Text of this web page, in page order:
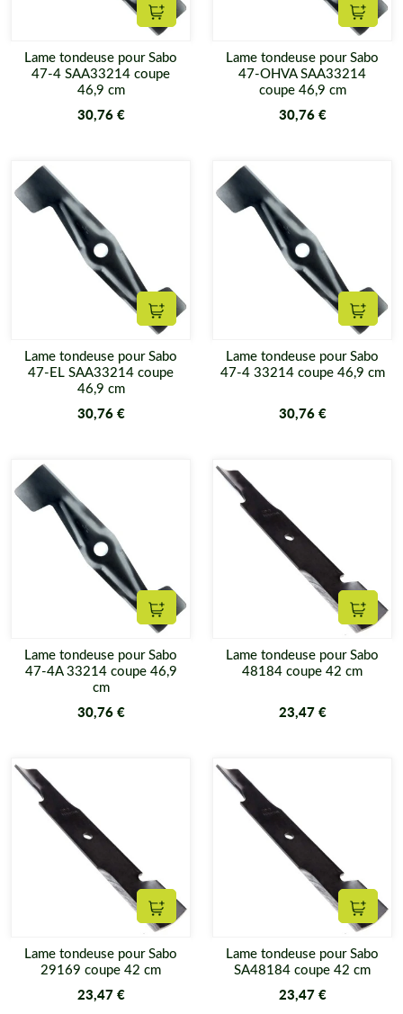
Ajouter au panier
Lame tondeuse pour Sabo
47-4 SAA33214 coupe
46,9 cm
30,76 €
Lame tondeuse pour Sabo
47-OHVA SAA33214
coupe 46,9 cm
30,76 €
Ajouter au panier
Lame tondeuse pour Sabo
47-EL SAA33214 coupe
46,9 cm
30,76 €
Lame tondeuse pour Sabo
47-4 33214 coupe 46,9 cm
30,76 €
Ajouter au panier
Lame tondeuse pour Sabo
47-4A 33214 coupe 46,9
cm
30,76 €
Lame tondeuse pour Sabo
48184 coupe 42 cm
23,47 €
Ajouter au panier
Lame tondeuse pour Sabo
29169 coupe 42 cm
23,47 €
Lame tondeuse pour Sabo
SA48184 coupe 42 cm
23,47 €